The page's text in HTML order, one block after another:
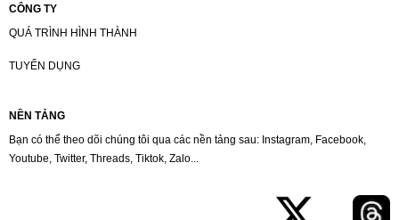
CÔNG TY
QUÁ TRÌNH HÌNH THÀNH
TUYỂN DỤNG
NỀN TẢNG
Bạn có thể theo dõi chúng tôi qua các nền tảng sau: Instagram, Facebook,
Youtube, Twitter, Threads, Tiktok, Zalo...